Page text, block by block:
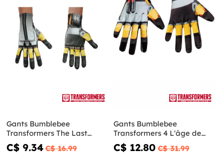
Gants Bumblebee
Transformers The Last
Knight adulte
C$ 9.34 C$ 16.99
Gants Bumblebee
Transformers 4 L'âge de
l'extinction pour adulte
C$ 12.80 C$ 31.99